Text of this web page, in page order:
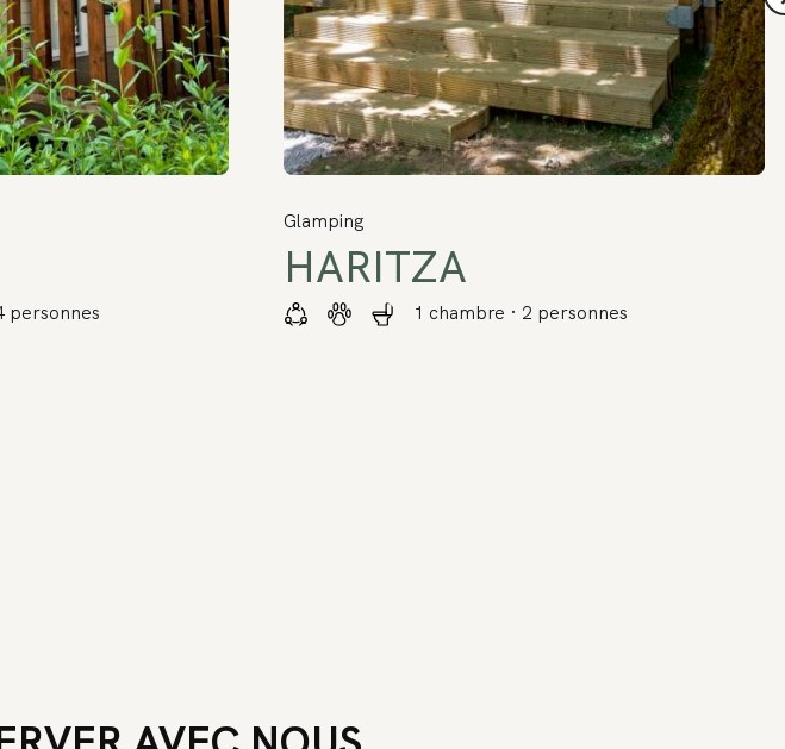
personnes
Glamping
HARITZA
1 chambre · 2 personnes